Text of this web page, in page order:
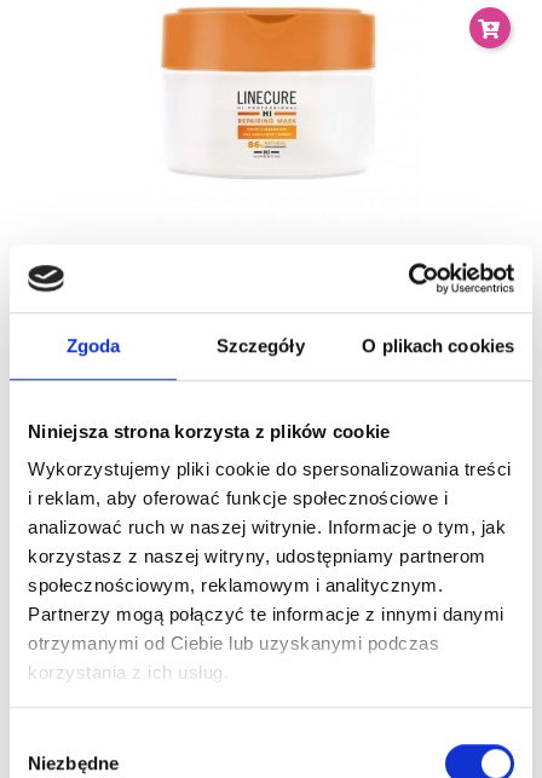
Zgoda Szczegóły O plikach cookies
Niniejsza strona korzysta z plików cookie
Wykorzystujemy pliki cookie do spersonalizowania treści
i reklam, aby oferować funkcje społecznościowe i
analizować ruch w naszej witrynie. Informacje o tym, jak
korzystasz z naszej witryny, udostępniamy partnerom
społecznościowym, reklamowym i analitycznym.
Partnerzy mogą połączyć te informacje z innymi danymi
otrzymanymi od Ciebie lub uzyskanymi podczas
korzystania z ich usług.
zgody
Niezbędne
Linecure HAIR MASK DEEP REPAIR Maska Naprawcza